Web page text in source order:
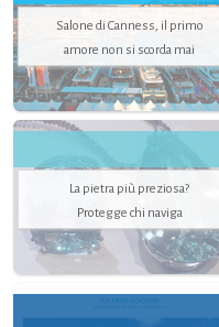
Salone di Canness, il primo
amore non si scorda mai
La pietra più preziosa?
Protegge chi naviga